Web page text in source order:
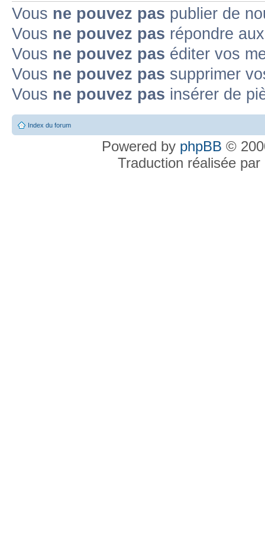
Vous ne pouvez pas publier de
Vous ne pouvez pas répondre
Vous ne pouvez pas éditer vos
Vous ne pouvez pas supprimer
Vous ne pouvez pas insérer de
Index du forum
Powered by phpBB ©
Traduction réalisée par